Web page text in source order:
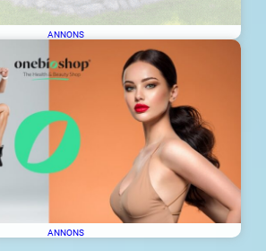
ANNONS
ANNONS